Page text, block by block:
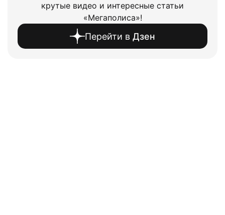
крутые видео и интересные статьи
«Мегаполиса»!
Перейти в Дзен